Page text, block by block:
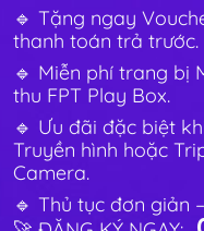
🔹 Tặng ngay
thanh toán trả trước.
🔹 Miễn phí trang bị
thu FPT Play Box.
🔹 Ưu đãi đặc biệt
Truyền hình hoặc
Camera.
🔹 Thủ tục đơn giản